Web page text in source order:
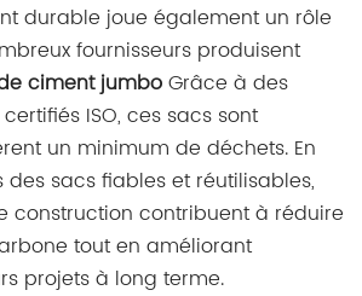
durable joue également un rôle
fournisseurs produisent
ciment jumboGrâce à des
ISO, ces sacs sont
un minimum de déchets. En
des sacs fiables et réutilisables,
construction contribuent à réduire
tout en améliorant
projets à long terme.